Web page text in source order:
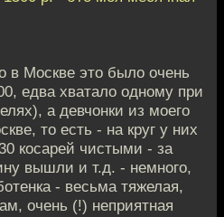
в Москве это было очень
едва хватало одному при
а девчонки из моего
то есть - на круг у них
косарей чистыми - за
вышли и т.д. - немного,
- весьма тяжелая,
очень (!) неприятная